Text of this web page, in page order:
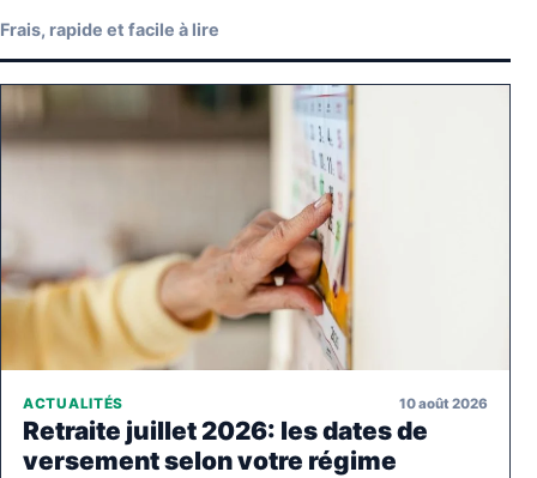
Frais, rapide et facile à lire
ACTUALITÉS 10 août 2026
Retraite juillet 2026: les dates de
versement selon votre régime